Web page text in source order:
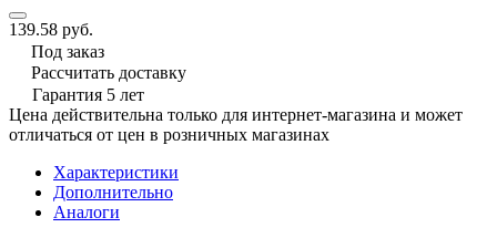
139.58 руб.
Под заказ
Рассчитать доставку
Гарантия 5 лет
Цена действительна только для интернет-магазина и может
отличаться от цен в розничных магазинах
Характеристики
Дополнительно
Аналоги